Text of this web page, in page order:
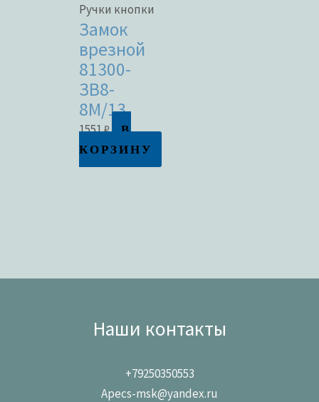
Ручки кнопки
Замок
врезной
81300-
ЗВ8-
8М/13
1551₽
В
КОРЗИНУ
Наши контакты
+79250350553
Apecs-msk@yandex.ru